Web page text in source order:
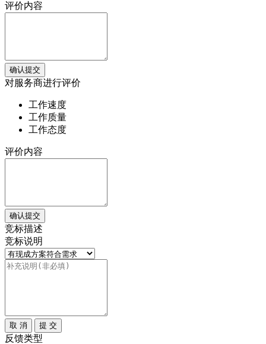
评价内容
确认提交
对服务商进行评价
工作速度
工作质量
工作态度
评价内容
确认提交
竞标描述
竞标说明
取 消 提 交
反馈类型